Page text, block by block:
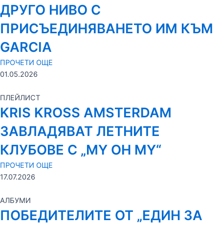
ДРУГО НИВО С
ПРИСЪЕДИНЯВАНЕТО ИМ КЪМ
GARCIA
ПРОЧЕТИ ОЩЕ
01.05.2026
ПЛЕЙЛИСТ
KRIS KROSS AMSTERDAM
ЗАВЛАДЯВАТ ЛЕТНИТЕ
КЛУБОВЕ С „MY OH MY“
ПРОЧЕТИ ОЩЕ
17.07.2026
АЛБУМИ
ПОБЕДИТЕЛИТЕ ОТ „ЕДИН ЗА